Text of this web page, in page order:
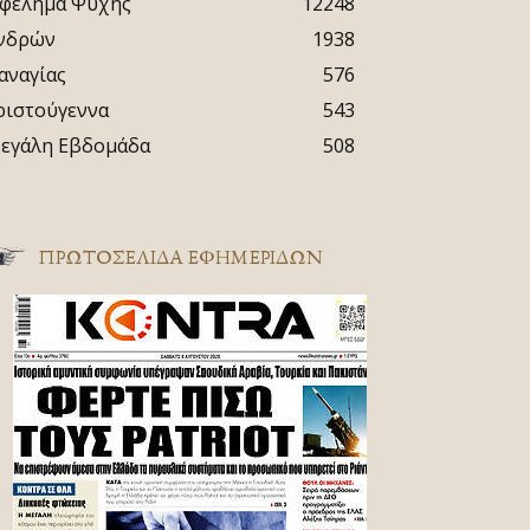
1938
576
543
Εβδομάδα
508
ΠΡΩΤΟΣΈΛΙΔΑ ΕΦΗΜΕΡΊΔΩΝ